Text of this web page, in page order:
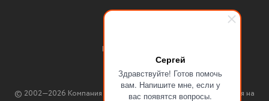
Сергей
Здравствуйте! Готов помочь
вам. Напишите мне, если у
вас появятся вопросы.
Мультимедийное оборудование
© 2002—2026 Компания ЗВК. *Вся информация, опубликованная на
Присоединяйтесь: